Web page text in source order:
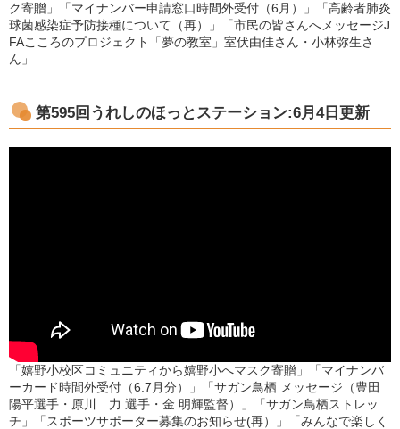
ク寄贈」「マイナンバー申請窓口時間外受付（6月）」「高齢者肺炎
球菌感染症予防接種について（再）」「市民の皆さんへメッセージJ
FAこころのプロジェクト「夢の教室」室伏由佳さん・小林弥生さ
ん」
第595回うれしのほっとステーション:6月4日更新
「嬉野小校区コミュニティから嬉野小へマスク寄贈」「マイナンバ
ーカード時間外受付（6.7月分）」「サガン鳥栖 メッセージ（豊田
陽平選手・原川 力 選手・金 明輝監督）」「サガン鳥栖ストレッ
チ」「スポーツサポーター募集のお知らせ(再）」「みんなで楽しく